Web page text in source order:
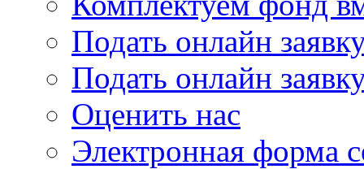
Подать онлайн
Подать онлайн
Оценить нас
Электронная форма